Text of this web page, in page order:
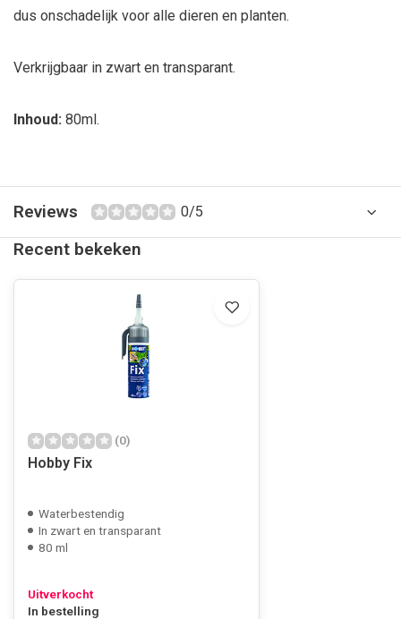
dus onschadelijk voor alle dieren en planten.
Verkrijgbaar in zwart en transparant.
Inhoud: 80ml.
Reviews 0/5
Recent bekeken
(0)
Hobby Fix
Waterbestendig
In zwart en transparant
80 ml
Uitverkocht
In bestelling